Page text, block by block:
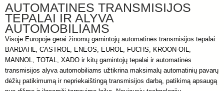
AUTOMATINĖS TRANSMISIJOS
TEPALAI IR ALYVA
AUTOMOBILIAMS
Visoje Europoje gerai žinomų gamintojų automatinės transmisijos tepalai:
BARDAHL, CASTROL, ENEOS, EUROL, FUCHS, KROON-OIL,
MANNOL, TOTAL, XADO ir kitų gamintojų tepalai ir automatinės
transmisijos alyva automobiliams užtikrina maksimalų automatinių pavarų
dėžių patikimumą ir nepriekaištingą transmisijos darbą, patikimą apsaugą